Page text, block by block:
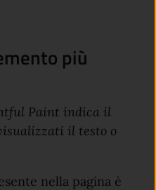
più
Paint indica il
il testo o
nella pagina è